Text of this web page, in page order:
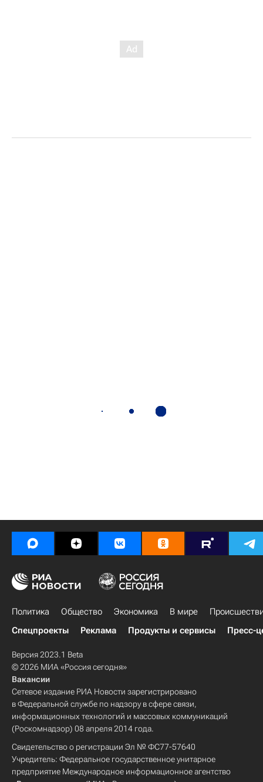
Политика Общество Экономика В мире
Спецпроекты
Реклама Продукты и сервисы Пресс-
Версия 2023.1 Beta
© 2026 МИА «Россия сегодня»
Вакансии
Сетевое издание РИА Новости зарегистрировано
в Федеральной службе по надзору в сфере связи,
информационных технологий и массовых коммуникаций
(Роскомнадзор) 08 апреля 2014 года.
Свидетельство о регистрации Эл № ФС77-57640
Учредитель: Федеральное государственное унитарное
предприятие Международное информационное агентство